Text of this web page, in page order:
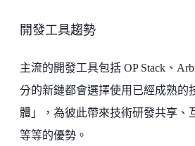
開發工具趨勢
主流的開發工具包括 OP Stack、
分的新鏈都會選擇使用已經成熟的
體」，為彼此帶來技術研發共享、
等等的優勢。